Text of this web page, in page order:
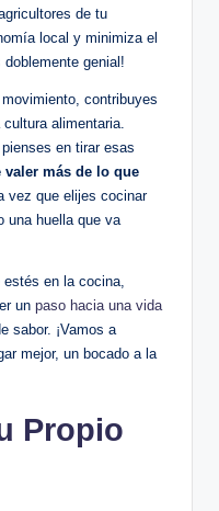
de tu
local y minimiza el
genial!
contribuyes
alimentaria.
en tirar esas
valer más de lo que
vez que elijes cocinar
una huella que va
en la cocina,
un paso hacia una vida
sabor. ¡Vamos a
mejor, un bocado a la
Propio